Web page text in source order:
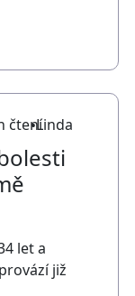
čteníLinda
let a
již